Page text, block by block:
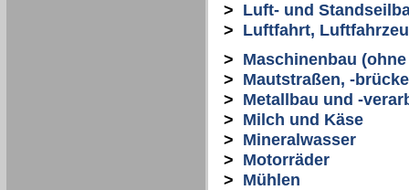
> Luft- und
> Luftfahrt,
> Maschinenbau
> Mautstraßen, -
> Metallbau und -
> Milch und Käse
> Mineralwasser
> Motorräder
> Mühlen